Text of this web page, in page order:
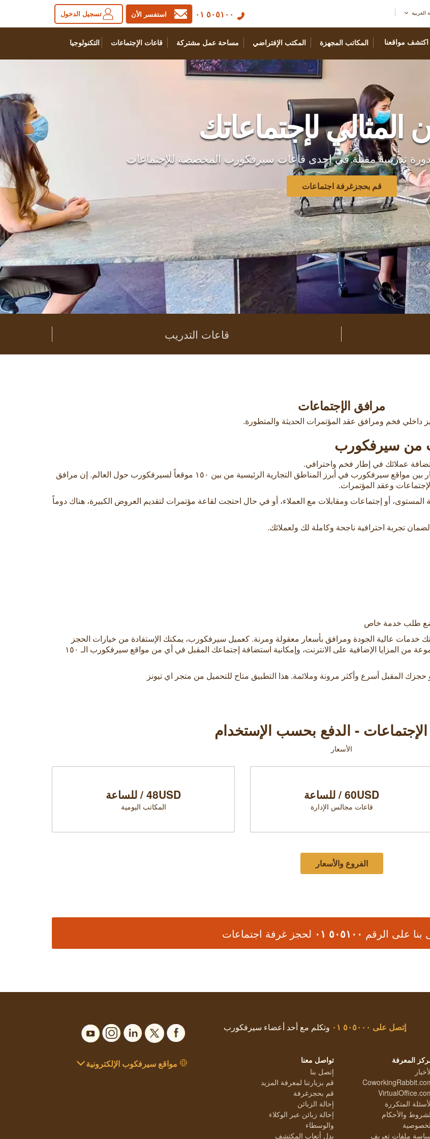
تسجيل الدخول استفسر الأن ٥٠٥١٠٠ ٠١
المكاتب المجهزة المكتب الإفتراضي مساحة عمل مشتركة قاعات الإجتماعات التكنولوجيا اكتشف مواقعنا
المثالي لإجتماعاتك
دورة تدريبية مقبلة في إحدى قاعات سيرفكورب المخصصة للإجتماعات
قم بحجزغرفة اجتماعات
قاعات التدريب
مرافق الإجتماعات
داخلي فخم ومرافق عقد المؤتمرات الحديثة والمتطورة.
من سيرفكورب
عملائك في إطار فخم واحترافي.
مع وجود موظفة استقبال مخصصة وفريق إداري. يمكنك الإختيار بين مواقع سيرفكورب في أبرز المناطق التجارية الرئيسية من بين ١٥٠ موقعاً لسيرفكورب حول العالم. إن مرافق
وعقد المؤتمرات.
أو إجتماعات ومقابلات مع العملاء، أو في حال احتجت لقاعة مؤتمرات لتقديم العروض الكبيرة، هناك دوماً
تجربة احترافية ناجحة وكاملة لك ولعملائك.
وضع طلب خدمة خاص
خدمات عالية الجودة ومرافق بأسعار معقولة ومرنة. كعميل سيرفكورب، يمكنك الإستفادة من خيارات الحجز
المرنة، بدءاً من ١٠ دقائق وصولاً إلى يوم كامل، إضافة إلى مجموعة من المزايا الإضافية على الانترنت، وإمكانية استضافة إجتماعك المقبل في أي من مواقع سيرفكورب الـ ١٥٠
المقبل أسرع وأكثر مرونة وملائمة. هذا التطبيق متاح للتحميل من متجر اي تيونز
- الدفع بحسب الإستخدام
الأسعار
60USD / للساعة
قاعات مجالس الإدارة
48USD / للساعة
المكاتب اليومية
الفروع والأسعار
بنا على الرقم ٥٠٥١٠٠ ٠١ لحجز غرفة اجتماعات
إتصل على ٥٠٥٠٠٠ ٠١ وتكلم مع أحد أعضاء سيرفكورب
المعرفة
المتكررة
والأحكام
ملفات تعريف
تواصل معنا
إتصل بنا
قم بزيارتنا لمعرفة المزيد
قم بحجزغرفة
إحالة الزبائن
إحالة زبائن عبر الوكلاء
والوسطاء
بدل أتعاب المكتشف
مواقع سيرفكوب الإلكترونية